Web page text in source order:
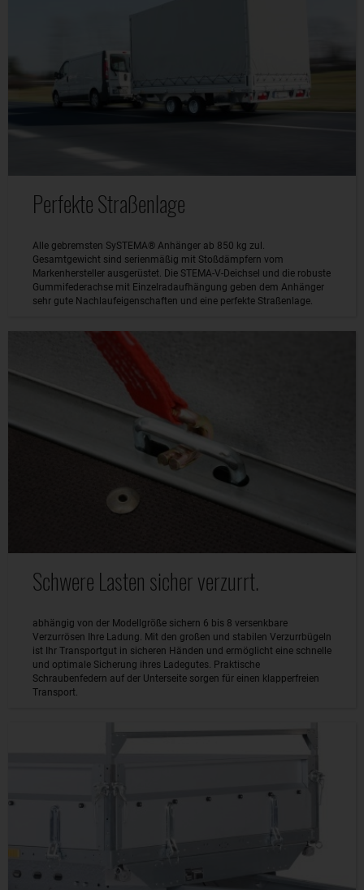
Perfekte Straßenlage
Alle gebremsten SySTEMA® Anhänger ab 850 kg zul.
Gesamtgewicht sind serienmäßig mit Stoßdämpfern vom
Markenhersteller ausgerüstet. Die STEMA-V-Deichsel und die robuste
Gummifederachse mit Einzelradaufhängung geben dem Anhänger
sehr gute Nachlaufeigenschaften und eine perfekte Straßenlage.
Schwere Lasten sicher verzurrt.
abhängig von der Modellgröße sichern 6 bis 8 versenkbare
Verzurrösen Ihre Ladung. Mit den großen und stabilen Verzurrbügeln
ist Ihr Transportgut in sicheren Händen und ermöglicht eine schnelle
und optimale Sicherung ihres Ladegutes. Praktische
Schraubenfedern auf der Unterseite sorgen für einen klapperfreien
Transport.